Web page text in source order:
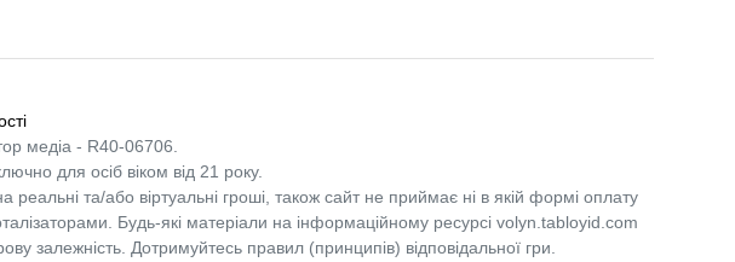
медіа - R40-06706.
для осіб віком від 21 року.
та/або віртуальні гроші, також сайт не приймає ні в якій формі оплату
Будь-які матеріали на інформаційному ресурсі volyn.tabloyid.com
залежність. Дотримуйтесь правил (принципів) відповідальної гри.